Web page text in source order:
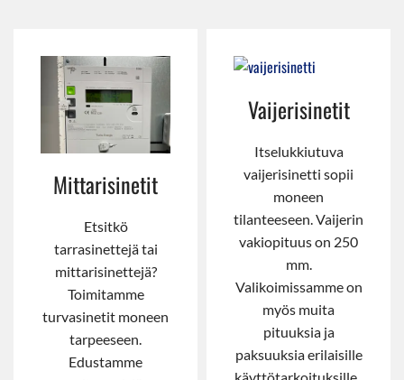
Mittarisinetit
Etsitkö
tarrasinettejä tai
mittarisinettejä?
Toimitamme
turvasinetit moneen
tarpeeseen.
Edustamme
Vaijerisinetit
Itselukkiutuva
vaijerisinetti sopii
moneen
tilanteeseen. Vaijerin
vakiopituus on 250
mm.
Valikoimissamme on
myös muita
pituuksia ja
paksuuksia erilaisille